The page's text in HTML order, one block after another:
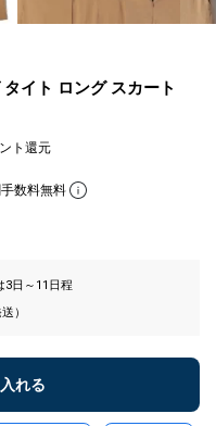
イト ロング スカート
ト還元
数料無料
3日～11日程
）
れる